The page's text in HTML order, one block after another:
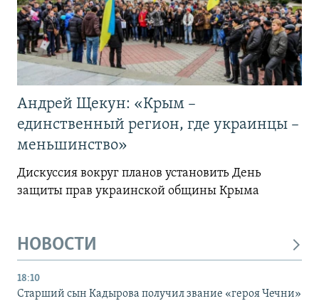
Андрей Щекун: «Крым –
единственный регион, где украинцы –
меньшинство»
Дискуссия вокруг планов установить День
защиты прав украинской общины Крыма
НОВОСТИ
18:10
Старший сын Кадырова получил звание «героя Чечни»